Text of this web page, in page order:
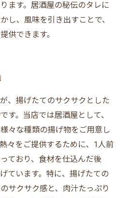
ます。居酒屋の秘伝のタレに
し、風味を引き出すことで、
供できます。
、揚げたてのサクサクとした
す。当店では居酒屋として、
々な種類の揚げ物をご用意し
々をご提供するために、1人前
ており、食材を仕込んだ後
ています。特に、揚げたての
サクサク感と、肉汁たっぷり